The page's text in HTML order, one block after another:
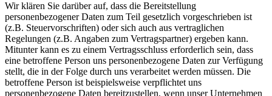
Wir klären Sie darüber auf, dass die Bereitstellung
personenbezogener Daten zum Teil gesetzlich vorgeschrieben ist
(z.B. Steuervorschriften) oder sich auch aus vertraglichen
Regelungen (z.B. Angaben zum Vertragspartner) ergeben kann.
Mitunter kann es zu einem Vertragsschluss erforderlich sein, dass
eine betroffene Person uns personenbezogene Daten zur Verfügung
stellt, die in der Folge durch uns verarbeitet werden müssen. Die
betroffene Person ist beispielsweise verpflichtet uns
personenbezogene Daten bereitzustellen, wenn unser Unternehmen